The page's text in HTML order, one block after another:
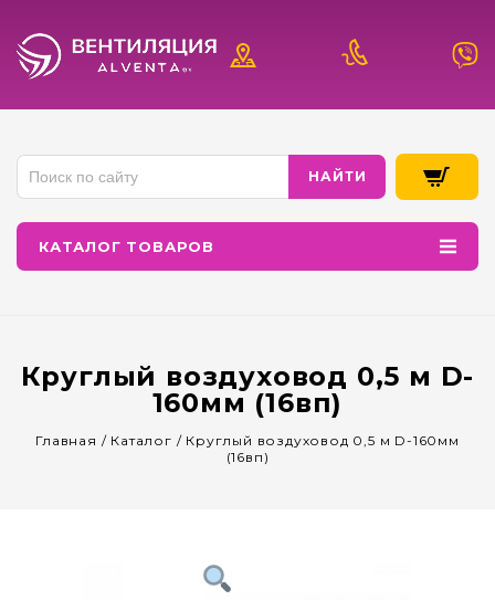
КАТАЛОГ ТОВАРОВ
Круглый воздуховод 0,5 м D-
160мм (16вп)
Главная / Каталог / Круглый воздуховод 0,5 м D-160мм
(16вп)